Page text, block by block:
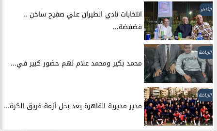
الأخبار
انتخابات نادي الطيران علي صفيح ساخن ..
فضفضة...
الرياضة
محمد بكير ومحمد علام لهم حضور كبير في...
الرياضة
مدير مديرية القاهرة يعد بحل أزمة فريق الكرة...